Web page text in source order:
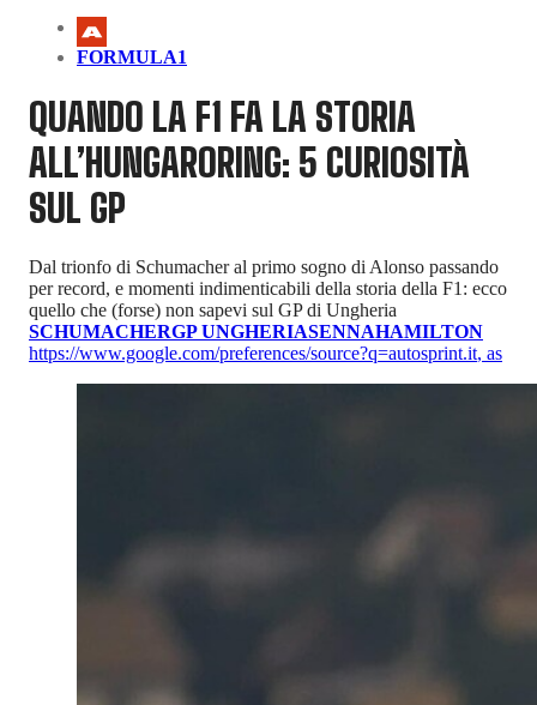
FORMULA1
QUANDO LA F1 FA LA STORIA
ALL’HUNGARORING: 5 CURIOSITÀ
SUL GP
Dal trionfo di Schumacher al primo sogno di Alonso passando
per record, e momenti indimenticabili della storia della F1: ecco
quello che (forse) non sapevi sul GP di Ungheria
SCHUMACHERGP UNGHERIASENNAHAMILTON
https://www.google.com/preferences/source?q=autosprint.it, as